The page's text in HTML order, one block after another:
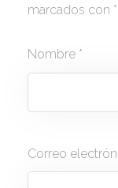
marcados con *
Nombre *
Correo